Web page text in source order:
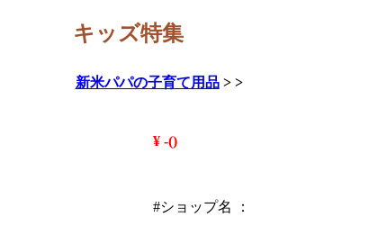
キッズ特集
新米パパの子育て用品> >
¥ -()
#ショップ名 ：